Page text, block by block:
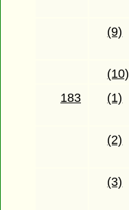
(9)
(10)
183
(1)
(2)
(3)